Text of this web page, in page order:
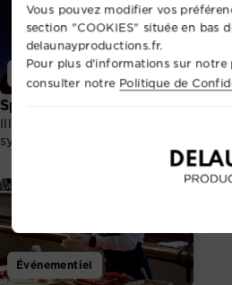
Événementiel
Spectacle de drones
Illumination nocturne
synchronisée par drones.
Événementiel
Vous pouvez modifier vos
section "COOKIES" située en bas
delaunayproductions.fr.
Pour plus d'informations sur notre
consulter notre Politique de